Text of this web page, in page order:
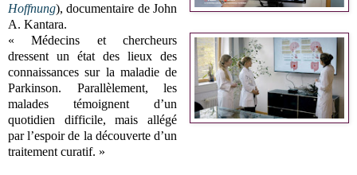
Hoffnung), documentaire de John
A. Kantara.
« Médecins et chercheurs
dressent un état des lieux des
connaissances sur la maladie de
Parkinson. Parallèlement, les
malades témoignent d’un
quotidien difficile, mais allégé
par l’espoir de la découverte d’un
traitement curatif. »